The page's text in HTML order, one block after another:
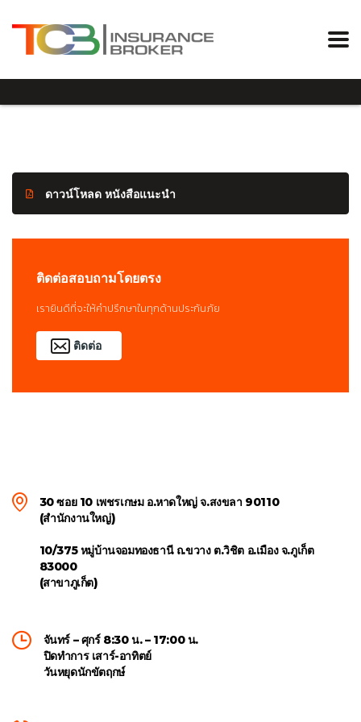
ดาวน์โหลด หนังสือแนะนำ
ติดต่อสอบถามโดยตรง
เรายินดีที่จะให้คำปรึกษาในทุกด้านประกันภัย
ติดต่อ
30 ซอย 10 เพชรเกษม อ.หาดใหญ่ จ.สงขลา 90110
(สำนักงานใหญ่)
10/375 หมู่บ้านจอมทองธานี ถ.ขวาง ต.วิชิต อ.เมือง จ.ภูเก็ต
83000
(สาขาภูเก็ต)
จันทร์ – ศุกร์ 8:30 น. – 17:00 น.
ปิดทำการ เสาร์-อาทิตย์
วันหยุดนักขัตฤกษ์